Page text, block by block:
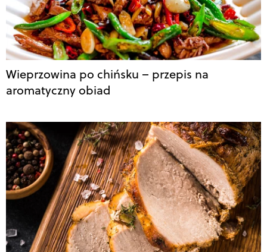
Wieprzowina po chińsku – przepis na
aromatyczny obiad